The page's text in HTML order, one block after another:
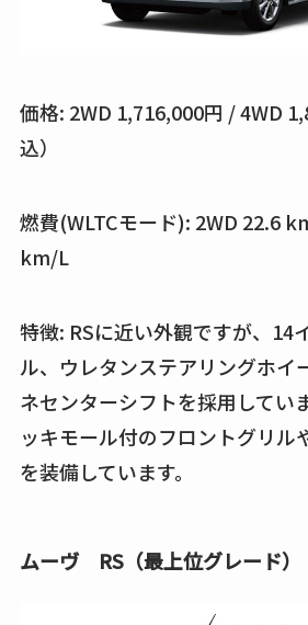
価格: 2WD 1,716,000円 / 4WD
込）
燃費(WLTCモード): 2WD 22.6
km/L
特徴: RSに近い外観ですが、14
ル、ウレタンステアリングホイ
ネセンターシフトを採用してい
ッキモール付のフロントグリル
を装備しています。
ムーヴ RS（最上位グレード）